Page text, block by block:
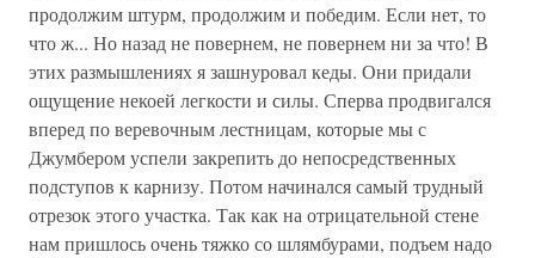
продолжим штурм, продолжим и победим. Если нет, то
что ж... Но назад не повернем, не повернем ни за что! В
этих размышлениях я зашнуровал кеды. Они придали
ощущение некоей легкости и силы. Сперва продвигался
вперед по веревочным лестницам, которые мы с
Джумбером успели закрепить до непосредственных
подступов к карнизу. Потом начинался самый трудный
отрезок этого участка. Так как на отрицательной стене
нам пришлось очень тяжко со шлямбура­ми, подъем надо